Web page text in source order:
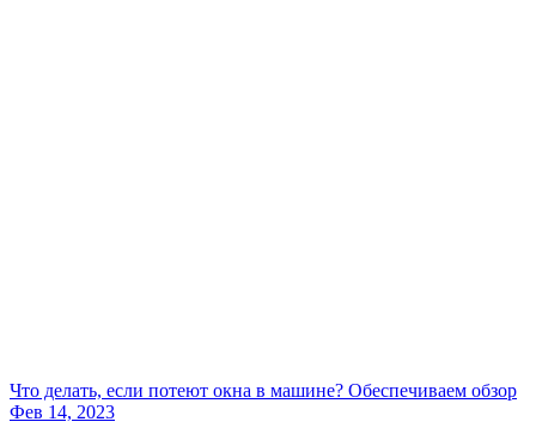
Что делать, если потеют окна в машине? Обеспечиваем обзор
Фев 14, 2023